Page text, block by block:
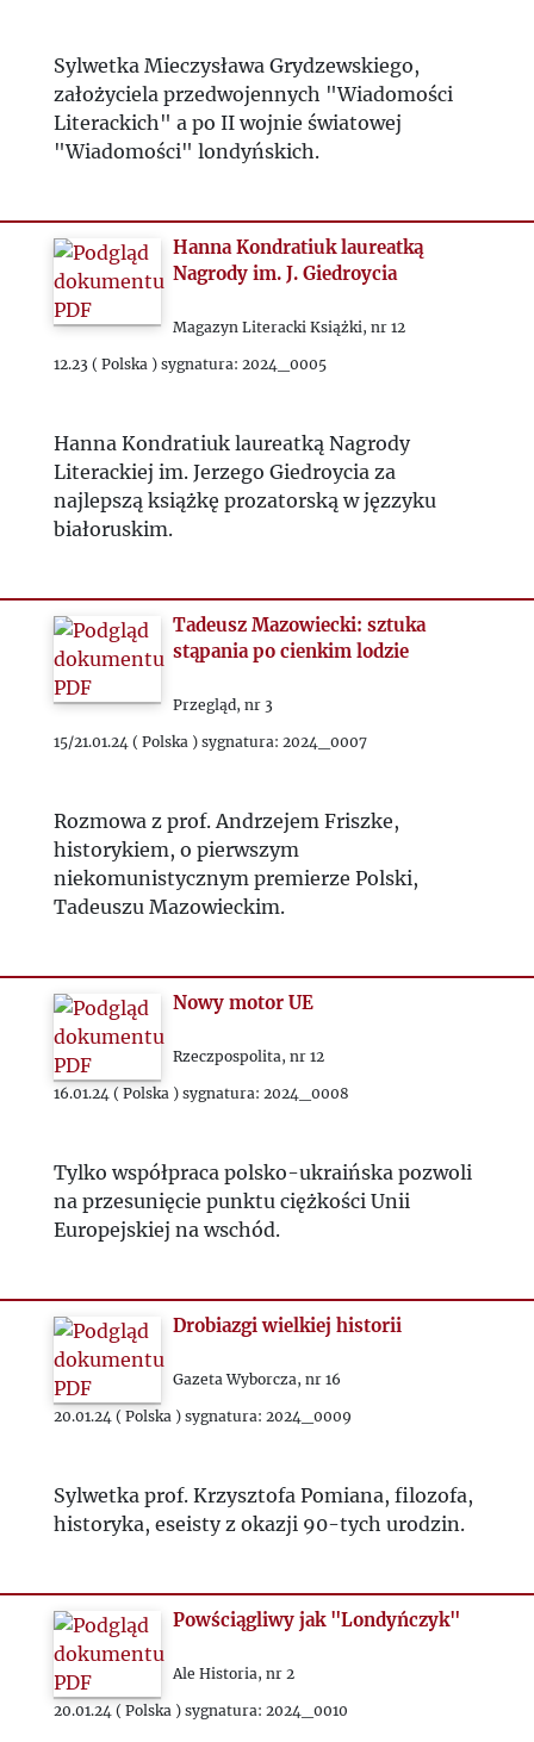
Sylwetka Mieczysława Grydzewskiego,
założyciela przedwojennych "Wiadomości
Literackich" a po II wojnie światowej
"Wiadomości" londyńskich.
Hanna Kondratiuk laureatką
Nagrody im. J. Giedroycia
Magazyn Literacki Książki, nr 12
12.23 ( Polska ) sygnatura: 2024_0005
Hanna Kondratiuk laureatką Nagrody
Literackiej im. Jerzego Giedroycia za
najlepszą książkę prozatorską w jęzzyku
białoruskim.
Tadeusz Mazowiecki: sztuka
stąpania po cienkim lodzie
Przegląd, nr 3
15/21.01.24 ( Polska ) sygnatura: 2024_0007
Rozmowa z prof. Andrzejem Friszke,
historykiem, o pierwszym
niekomunistycznym premierze Polski,
Tadeuszu Mazowieckim.
Nowy motor UE
Rzeczpospolita, nr 12
16.01.24 ( Polska ) sygnatura: 2024_0008
Tylko współpraca polsko-ukraińska pozwoli
na przesunięcie punktu ciężkości Unii
Europejskiej na wschód.
Drobiazgi wielkiej historii
Gazeta Wyborcza, nr 16
20.01.24 ( Polska ) sygnatura: 2024_0009
Sylwetka prof. Krzysztofa Pomiana, filozofa,
historyka, eseisty z okazji 90-tych urodzin.
Powściągliwy jak "Londyńczyk"
Ale Historia, nr 2
20.01.24 ( Polska ) sygnatura: 2024_0010